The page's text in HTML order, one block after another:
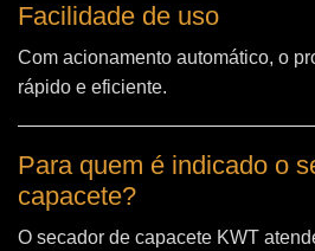
Facilidade de uso
Com acionamento automático, o
rápido e eficiente.
Para quem é indicado o
capacete?
O secador de capacete KWT